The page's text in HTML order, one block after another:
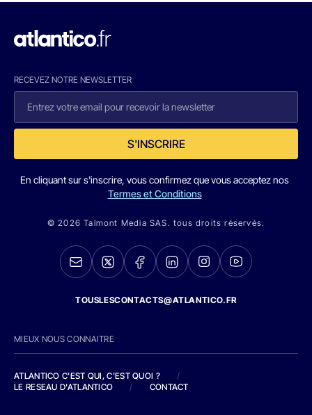
RECEVEZ NOTRE NEWSLETTER
S'INSCRIRE
En cliquant sur s'inscrire, vous confirmez que vous acceptez nos
Termes et Conditions
© 2026 Talmont Media SAS. tous droits réservés.
TOUSLESCONTACTS@ATLANTICO.FR
MIEUX NOUS CONNAITRE
ATLANTICO C'EST QUI, C'EST QUOI ?
/
LE RESEAU D'ATLANTICO
/ CONTACT